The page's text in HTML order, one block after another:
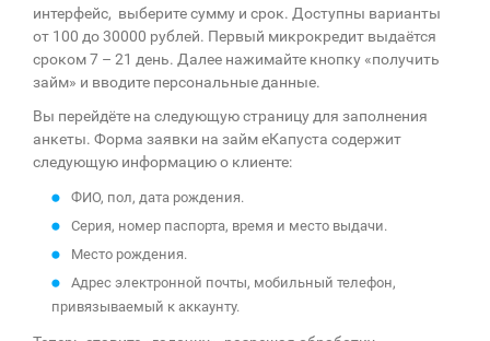
интерфейс, выберите сумму и срок. Доступны варианты
от 100 до 30000 рублей. Первый микрокредит выдаётся
сроком 7 – 21 день. Далее нажимайте кнопку «получить
займ» и вводите персональные данные.
Вы перейдёте на следующую страницу для заполнения
анкеты. Форма заявки на займ еКапуста содержит
следующую информацию о клиенте:
ФИО, пол, дата рождения.
Серия, номер паспорта, время и место выдачи.
Место рождения.
Адрес электронной почты, мобильный телефон,
привязываемый к аккаунту.